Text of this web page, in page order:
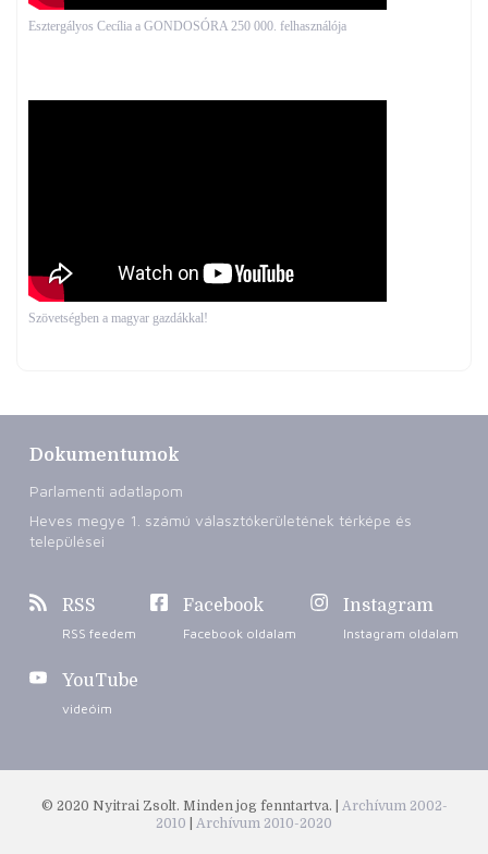
Esztergályos Cecília a GONDOSÓRA 250 000. felhasználója
Szövetségben a magyar gazdákkal!
Dokumentumok
Parlamenti adatlapom
Heves megye 1. számú választókerületének térképe és
települései
RSS
RSS feedem
Facebook
Facebook oldalam
Instagram
Instagram oldalam
YouTube
videóim
© 2020 Nyitrai Zsolt. Minden jog fenntartva. |
Archívum 2002-
2010
Archívum 2010-2020